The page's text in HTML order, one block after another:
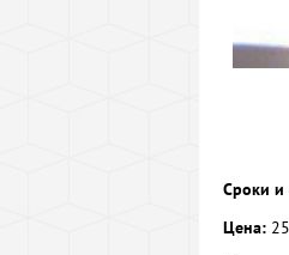
Сроки
Цена: